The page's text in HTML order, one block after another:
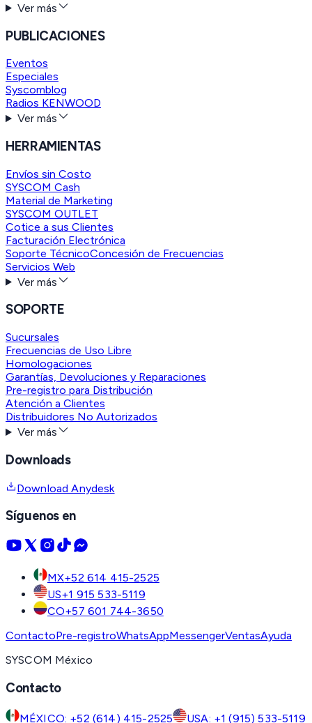
Ver más
PUBLICACIONES
Eventos
Especiales
Syscomblog
Radios KENWOOD
Ver más
HERRAMIENTAS
Envíos sin Costo
SYSCOM Cash
Material de Marketing
SYSCOM OUTLET
Cotice a sus Clientes
Facturación Electrónica
Soporte TécnicoConcesión de Frecuencias
Servicios Web
Ver más
SOPORTE
Sucursales
Frecuencias de Uso Libre
Homologaciones
Garantías, Devoluciones y Reparaciones
Pre-registro para Distribución
Atención a Clientes
Distribuidores No Autorizados
Ver más
Downloads
Download Anydesk
Síguenos en
MX+52 614 415-2525
US+1 915 533-5119
CO+57 601 744-3650
ContactoPre-registroWhatsAppMessengerVentasAyuda
SYSCOM México
Contacto
MÉXICO: +52 (614) 415-2525 USA: +1 (915) 533-5119